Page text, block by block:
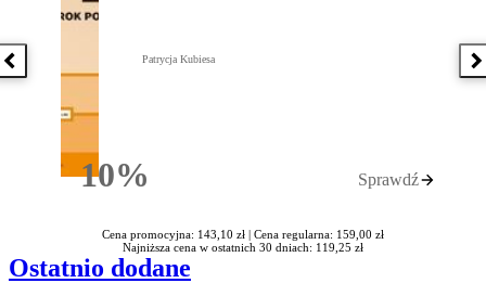
Poprzednia książka
10%Rabatu
Patrycja Kubiesa
Sprawdź
Cena promocyjna: 143,10 zł | Cena regularna: 159,00 zł
Najniższa cena w ostatnich 30 dniach: 119,25 zł
Ostatnio dodane